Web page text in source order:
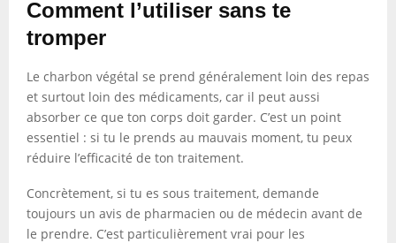
Comment l’utiliser sans te
tromper
Le charbon végétal se prend généralement loin des repas
et surtout loin des médicaments, car il peut aussi
absorber ce que ton corps doit garder. C’est un point
essentiel : si tu le prends au mauvais moment, tu peux
réduire l’efficacité de ton traitement.
Concrètement, si tu es sous traitement, demande
toujours un avis de pharmacien ou de médecin avant de
le prendre. C’est particulièrement vrai pour les